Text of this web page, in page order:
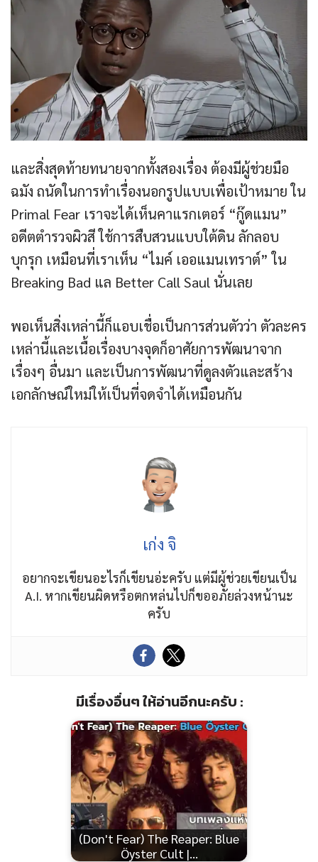
และสิ่งสุดท้ายทนายจากทั้งสองเรื่อง ต้องมีผู้ช่วยมือ
ฉมัง ถนัดในการทำเรื่องนอกรูปแบบเพื่อเป้าหมาย ใน
Primal Fear เราจะได้เห็นคาแรกเตอร์ “กู๊ดแมน”
อดีตตำรวจผิวสี ใช้การสืบสวนแบบใต้ดิน ลักลอบ
บุกรุก เหมือนที่เราเห็น “ไมค์ เออแมนเทราต์” ใน
Breaking Bad แล Better Call Saul นั่นเลย
พอเห็นสิ่งเหล่านี้ก็แอบเชื่อเป็นการส่วนตัวว่า ตัวละคร
เหล่านี้และเนื้อเรื่องบางจุดก็อาศัยการพัฒนาจาก
เรื่องๆ อื่นมา และเป็นการพัฒนาที่ดูลงตัวและสร้าง
เอกลักษณ์ใหม่ให้เป็นที่จดจำได้เหมือนกัน
เก่ง จิ
อยากจะเขียนอะไรก็เขียนอ่ะครับ แต่มีผู้ช่วยเขียนเป็น
A.I. หากเขียนผิดหรือตกหล่นไปก็ขออภัยล่วงหน้านะ
ครับ
มีเรื่องอื่นๆ ให้อ่านอีกนะครับ :
(Don't Fear) The Reaper: Blue
Öyster Cult |…